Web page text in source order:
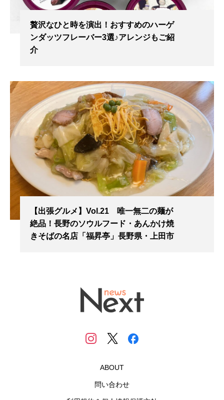
贅沢なひと時を演出！おすすめのハーゲ
ンダッツフレーバー3選♪アレンジもご紹
介
【出張グルメ】Vol.21 唯一無二の麺が
絶品！長野のソウルフード・あんかけ焼
きそばの名店「福昇亭」長野県・上田市
ABOUT
問い合わせ